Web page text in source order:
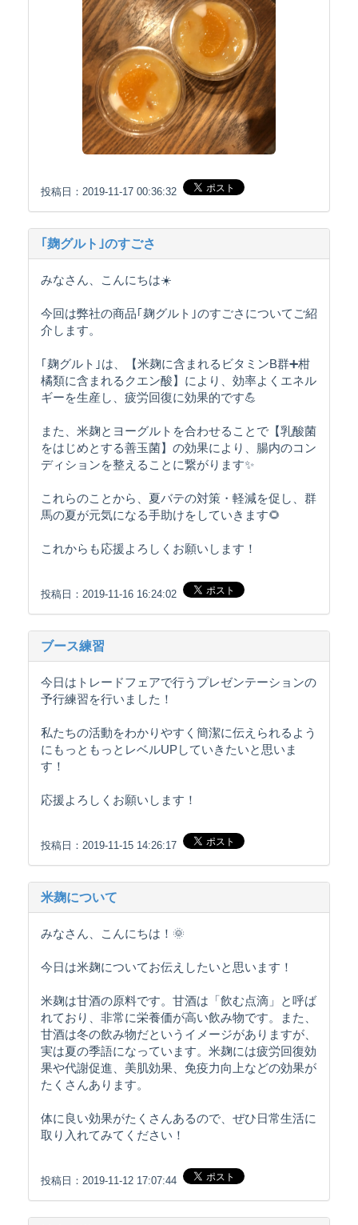
投稿日：2019-11-17 00:36:32
｢麹グルト｣のすごさ
みなさん、こんにちは☀️
今回は弊社の商品｢麹グルト｣のすごさについてご紹
介します。
｢麹グルト｣は、【米麹に含まれるビタミンB群➕柑
橘類に含まれるクエン酸】により、効率よくエネル
ギーを生産し、疲労回復に効果的です💪
また、米麹とヨーグルトを合わせることで【乳酸菌
をはじめとする善玉菌】の効果により、腸内のコン
ディションを整えることに繋がります✨
これらのことから、夏バテの対策・軽減を促し、群
馬の夏が元気になる手助けをしていきます🌻
これからも応援よろしくお願いします！
投稿日：2019-11-16 16:24:02
ブース練習
今日はトレードフェアで行うプレゼンテーションの
予行練習を行いました！
私たちの活動をわかりやすく簡潔に伝えられるよう
にもっともっとレベルUPしていきたいと思いま
す！
応援よろしくお願いします！
投稿日：2019-11-15 14:26:17
米麹について
みなさん、こんにちは！🌞
今日は米麹についてお伝えしたいと思います！
米麹は甘酒の原料です。甘酒は「飲む点滴」と呼ば
れており、非常に栄養価が高い飲み物です。また、
甘酒は冬の飲み物だというイメージがありますが、
実は夏の季語になっています。米麹には疲労回復効
果や代謝促進、美肌効果、免疫力向上などの効果が
たくさんあります。
体に良い効果がたくさんあるので、ぜひ日常生活に
取り入れてみてください！
投稿日：2019-11-12 17:07:44